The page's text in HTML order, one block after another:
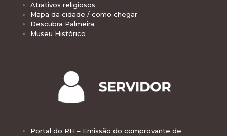
Atrativos religiosos
Mapa da cidade / como chegar
Descubra Palmeira
Museu Histórico
Portal do RH – Emissão do comprovante de